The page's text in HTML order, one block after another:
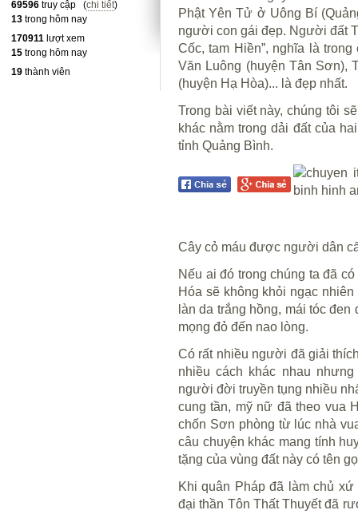
69596 truy cập (chi tiết)
13 trong hôm nay
170911 lượt xem
15 trong hôm nay
19 thành viên
Phật Yên Tử ở Uông Bí
người con gái đẹp. Người đất
Cốc, tam Hiền”, nghĩa là
Văn Luông (huyện Tân Sơn),
(huyện Hạ Hòa)... là đẹp nhất.
Trong bài viết này, chúng tôi
khác nằm trong dải đất của
tỉnh Quảng Bình.
Cây cỏ máu được người dân
Nếu ai đó trong chúng ta đã
Hóa sẽ không khỏi ngạc
làn da trắng hồng, mái tóc
mọng đỏ đến nao lòng.
Có rất nhiều người đã giải
nhiều cách khác nhau
người đời truyền tụng nhiều
cung tần, mỹ nữ đã theo vua
chốn Sơn phòng từ lúc nhà
câu chuyện khác mang tính
tặng của vùng đất này có tên
Khi quân Pháp đã làm chủ
đại thần Tôn Thất Thuyết đã